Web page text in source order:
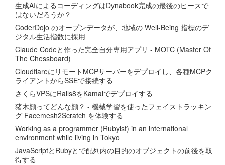
生成AIによるコーディングはDynabook完成の最後のピースで
はないだろうか？
CoderDojo のオープンデータが、地域の Well-Being 指標のデ
ジタル生活指数に採用
Claude Codeと作った完全自分専用アプリ - MOTC (Master Of
The Chessboard)
CloudflareにリモートMCPサーバーをデプロイし、各種MCPク
ライアントからSSEで接続する
さくらVPSにRails8をKamalでデプロイする
猪木顔ってどんな顔？ - 機械学習を使ったフェイストラッキン
グ Facemesh2Scratch を体験する
Working as a programmer (Rubyist) in an international
environment while living in Tokyo
JavaScriptとRubyとで配列内の目的のオブジェクトの前後を取
得する